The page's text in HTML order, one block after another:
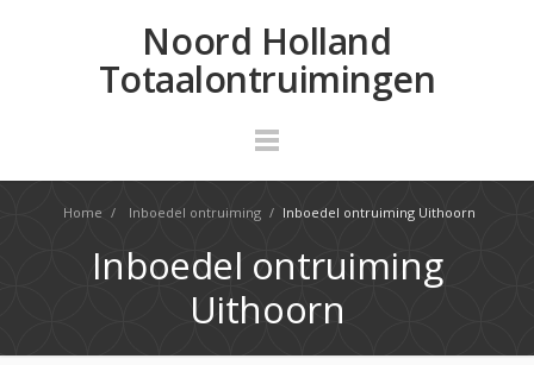
Noord Holland
Totaalontruimingen
Home / Inboedel ontruiming / Inboedel ontruiming Uithoorn
Inboedel ontruiming
Uithoorn